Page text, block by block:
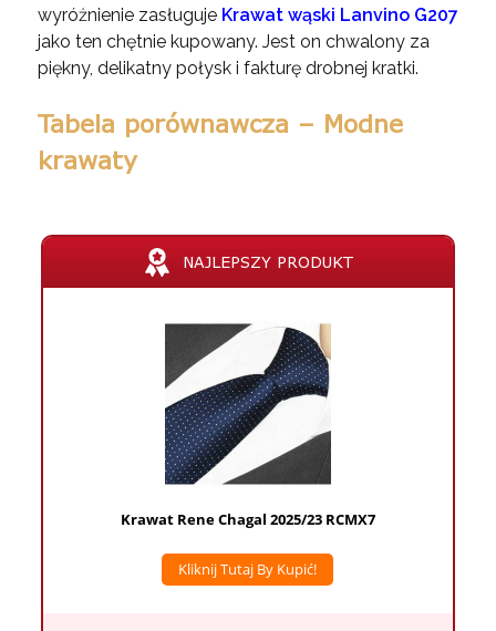
wyróżnienie zasługuje Krawat wąski Lanvino G207
jako ten chętnie kupowany. Jest on chwalony za
piękny, delikatny połysk i fakturę drobnej kratki.
Tabela porównawcza – Modne
krawaty
NAJLEPSZY PRODUKT
Krawat Rene Chagal 2025/23 RCMX7
Kliknij Tutaj By Kupić!